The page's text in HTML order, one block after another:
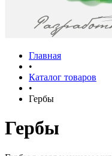
Главная
•
Каталог товаров
•
Гербы
Гербы